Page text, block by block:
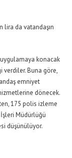
da vatandaşın
konacak
Buna göre,
emniyet
dönecek.
175 polis izleme
Müdürlüğü
düşünülüyor.